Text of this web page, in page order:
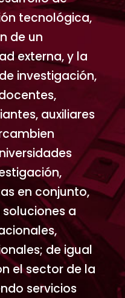
tecnológica,
de un
externa, y la
investigación,
auxiliares
en conjunto,
a
de igual
el sector de la
servicios